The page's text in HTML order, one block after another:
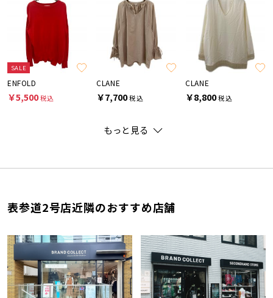
SALE
ENFOLD
￥5,500税込
CLANE
￥7,700税込
CLANE
￥8,800税込
もっと見る
表参道2号店近隣のおすすめ店舗